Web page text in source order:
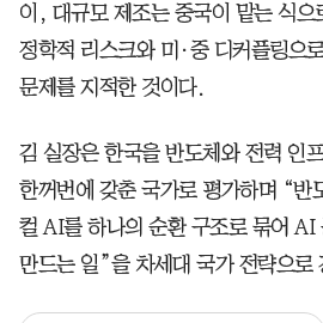
이, 대규모 제조는 중국이 맡는 식으
정학적 리스크와 미·중 디커플링으
문제를 지적한 것이다.
김 실장은 한국을 반도체와 전력 인
한꺼번에 갖춘 국가로 평가하며 “반
컬 AI를 하나의 순환 구조로 묶어 AI
만드는 일”을 차세대 국가 전략으로